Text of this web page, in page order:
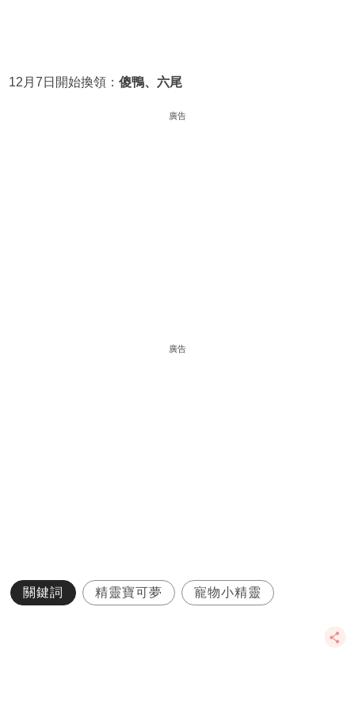
12月7日開始換領： 傻鴨、六尾
廣告
廣告
關鍵詞 精靈寶可夢 寵物小精靈